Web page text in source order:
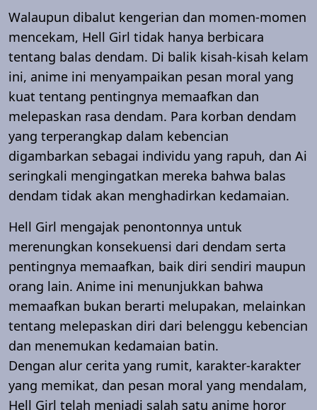
Walaupun dibalut kengerian dan momen-momen
mencekam, Hell Girl tidak hanya berbicara
tentang balas dendam. Di balik kisah-kisah kelam
ini, anime ini menyampaikan pesan moral yang
kuat tentang pentingnya memaafkan dan
melepaskan rasa dendam. Para korban dendam
yang terperangkap dalam kebencian
digambarkan sebagai individu yang rapuh, dan Ai
seringkali mengingatkan mereka bahwa balas
dendam tidak akan menghadirkan kedamaian.
Hell Girl mengajak penontonnya untuk
merenungkan konsekuensi dari dendam serta
pentingnya memaafkan, baik diri sendiri maupun
orang lain. Anime ini menunjukkan bahwa
memaafkan bukan berarti melupakan, melainkan
tentang melepaskan diri dari belenggu kebencian
dan menemukan kedamaian batin.
Dengan alur cerita yang rumit, karakter-karakter
yang memikat, dan pesan moral yang mendalam,
Hell Girl telah menjadi salah satu anime horor